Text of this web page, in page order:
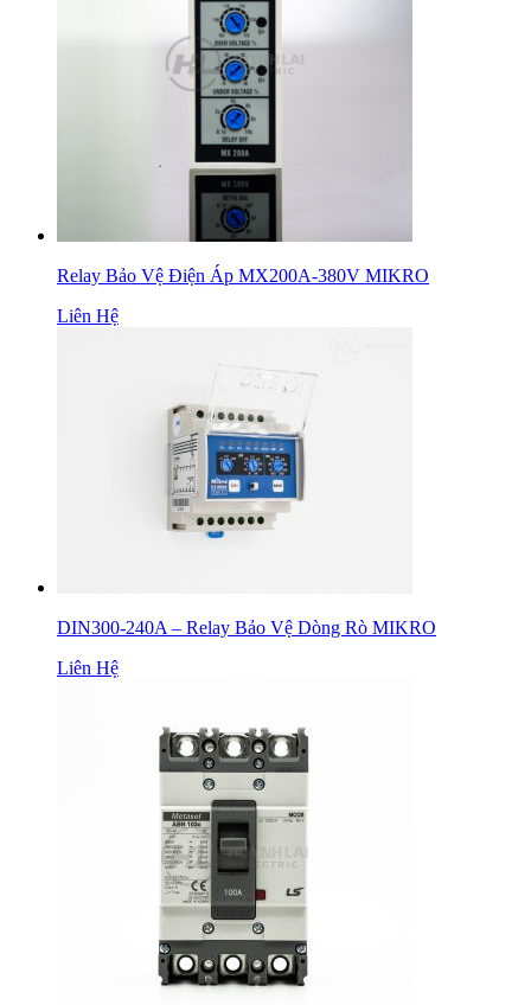
Relay Bảo Vệ Điện Áp MX200A-380V MIKRO
Liên Hệ
DIN300-240A – Relay Bảo Vệ Dòng Rò MIKRO
Liên Hệ